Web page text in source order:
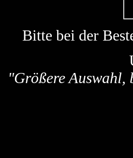
Bitte bei der
"Größere Auswahl,